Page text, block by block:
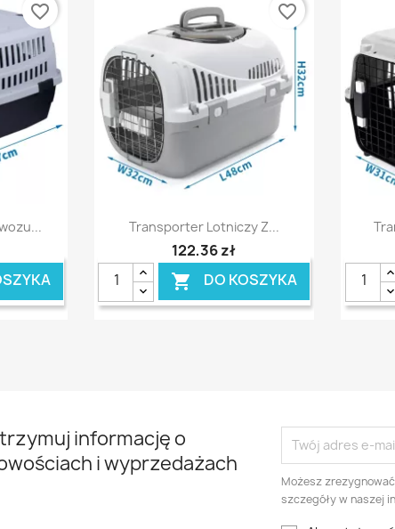
favorite_border
Szybki podgląd
Transporter Lotniczy Z...
122,36 zł
 DO KOSZYKA
favorite_border
informację o
i wyprzedażach
Możesz
szczegóły w naszej